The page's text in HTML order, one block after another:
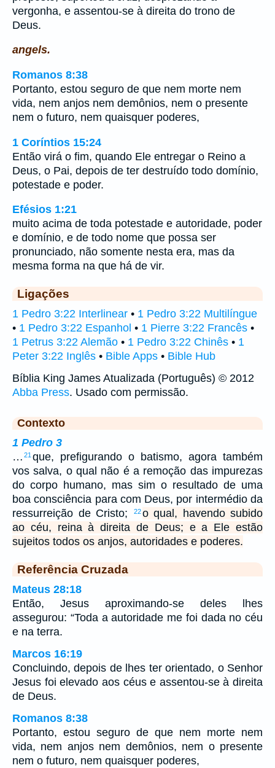
vergonha, e assentou-se à direita do trono de
Deus.
angels.
Romanos 8:38
Portanto, estou seguro de que nem morte nem
vida, nem anjos nem demônios, nem o presente
nem o futuro, nem quaisquer poderes,
1 Coríntios 15:24
Então virá o fim, quando Ele entregar o Reino a
Deus, o Pai, depois de ter destruído todo domínio,
potestade e poder.
Efésios 1:21
muito acima de toda potestade e autoridade, poder
e domínio, e de todo nome que possa ser
pronunciado, não somente nesta era, mas da
mesma forma na que há de vir.
Ligações
1 Pedro 3:22 Interlinear • 1 Pedro 3:22 Multilíngue
• 1 Pedro 3:22 Espanhol • 1 Pierre 3:22 Francês •
1 Petrus 3:22 Alemão • 1 Pedro 3:22 Chinês • 1
Peter 3:22 Inglês • Bible Apps • Bible Hub
Bíblia King James Atualizada (Português) © 2012
Abba Press. Usado com permissão.
Contexto
1 Pedro 3
… 21 que, prefigurando o batismo, agora também
vos salva, o qual não é a remoção das impurezas
do corpo humano, mas sim o resultado de uma
boa consciência para com Deus, por intermédio da
ressurreição de Cristo;
22 o qual, havendo subido
ao céu, reina à direita de Deus; e a Ele estão
sujeitos todos os anjos, autoridades e poderes.
Referência Cruzada
Mateus 28:18
Então, Jesus aproximando-se deles lhes
assegurou: “Toda a autoridade me foi dada no céu
e na terra.
Marcos 16:19
Concluindo, depois de lhes ter orientado, o Senhor
Jesus foi elevado aos céus e assentou-se à direita
de Deus.
Romanos 8:38
Portanto, estou seguro de que nem morte nem
vida, nem anjos nem demônios, nem o presente
nem o futuro, nem quaisquer poderes,